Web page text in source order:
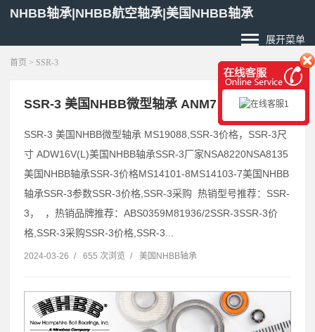
NHBB轴承|NHBB航空轴承|美国NHBB轴承
展开菜单
首页 > SSR-3
SSR-3 美国NHBB微型轴承 ANM7
SSR-3 美国NHBB微型轴承 MS19088,SSR-3价格，SSR-3尺
寸 ADW16V(L)美国NHBB轴承SSR-3厂家NSA8220NSA8135
美国NHBB轴承SSR-3价格MS14101-8MS14103-7美国NHBB
轴承SSR-3参数SSR-3价格,SSR-3采购 热销型号推荐：SSR-
3， ，热销品牌推荐：ABS0359M81936/2SSR-3SSR-3价
格,SSR-3采购SSR-3价格,SSR-3...
2024-03-26 / 655 次浏览 / 美国NHBB轴承